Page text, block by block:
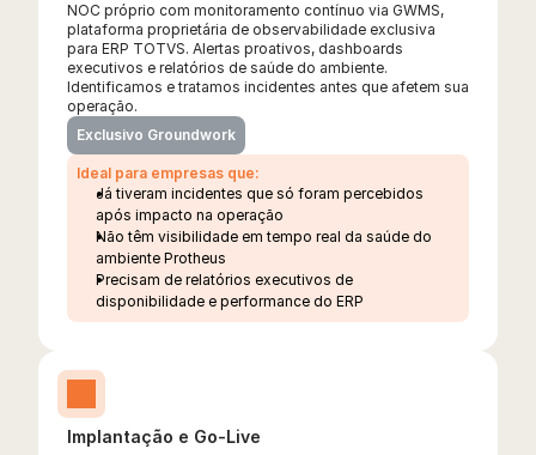
NOC próprio com monitoramento contínuo via GWMS,
plataforma proprietária de observabilidade exclusiva
para ERP TOTVS. Alertas proativos, dashboards
executivos e relatórios de saúde do ambiente.
Identificamos e tratamos incidentes antes que afetem sua
operação.
Exclusivo Groundwork
Ideal para empresas que:
Já tiveram incidentes que só foram percebidos
após impacto na operação
Não têm visibilidade em tempo real da saúde do
ambiente Protheus
Precisam de relatórios executivos de
disponibilidade e performance do ERP
Implantação e Go-Live